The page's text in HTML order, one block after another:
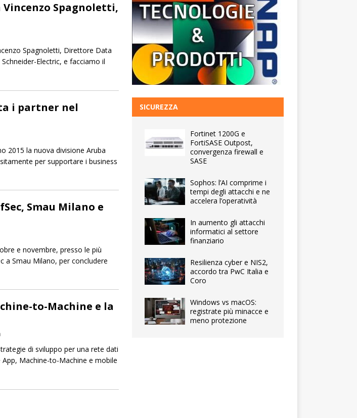
Vincenzo Spagnoletti,
Spagnoletti, Direttore Data
Electric, e facciamo il
i partner nel
2015 la nuova divisione Aruba
per supportare i business
Smau Milano e
e novembre, presso le più
a Smau Milano, per concludere
to-Machine e la
di sviluppo per una rete dati
Machine-to-Machine e mobile
SICUREZZA
Fortinet 1200G e
FortiSASE Outpost,
convergenza firewall e
SASE
Sophos: l’AI comprime i
tempi degli attacchi e ne
accelera l’operatività
In aumento gli attacchi
informatici al settore
finanziario
Resilienza cyber e NIS2,
accordo tra PwC Italia e
Coro
Windows vs macOS:
registrate più minacce e
meno protezione